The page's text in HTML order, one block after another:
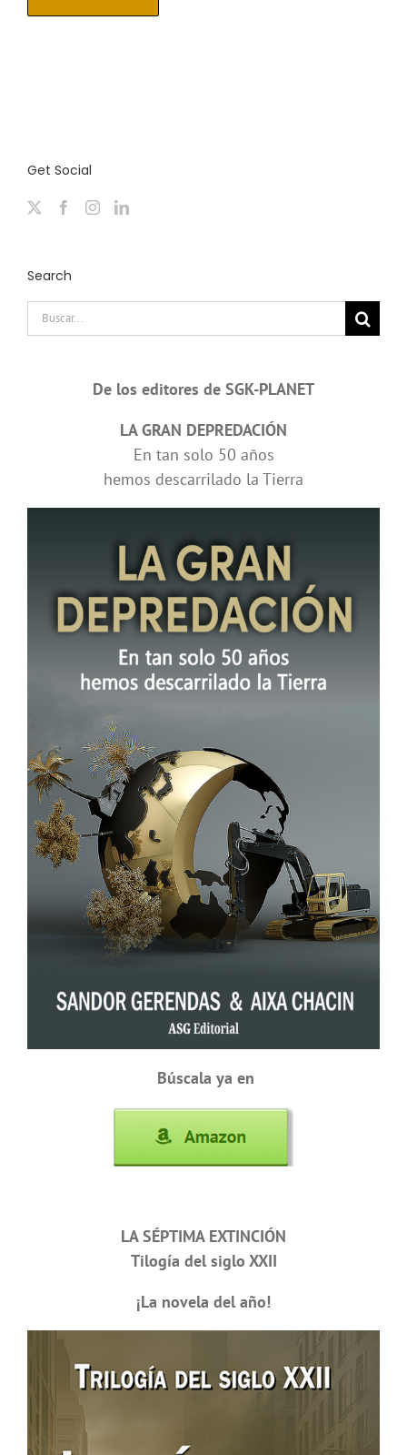
Get Social
Search
Buscar:
De los editores de SGK-PLANET
LA GRAN DEPREDACIÓN
En tan solo 50 años
hemos descarrilado la Tierra
Búscala ya en
LA SÉPTIMA EXTINCIÓN
Tilogía del siglo XXII
¡La novela del año!